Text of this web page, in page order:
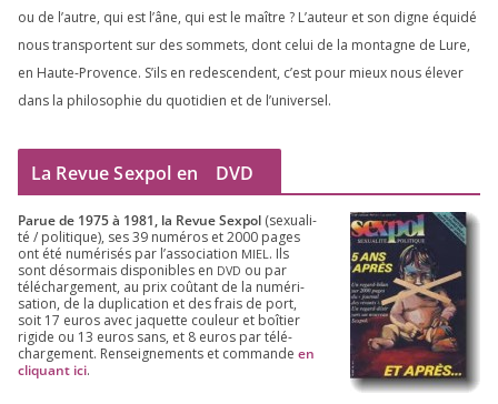
ou de l’autre, qui est l’âne, qui est le maître ? L’auteur et son digne équi­dé
nous trans­portent sur des som­mets, dont celui de la mon­tagne de Lure,
en Haute-Provence. S’ils en redes­cendent, c’est pour mieux nous éle­ver
dans la phi­lo­so­phie du quo­ti­dien et de l’universel.
La Revue Sexpol en DVD
Parue de 1975à 1981, la Revue Sex­pol (sexua­li­
té /​ poli­tique), ses39 numé­ros et2000 pages
ont été numé­ri­sés par l’as­so­cia­tion MIEL . Ils
sont désor­mais dis­po­nibles en DVD ou par
télé­char­ge­ment, au prix coû­tant de la numé­ri­
sa­tion, de la dupli­ca­tion et des frais de port,
soit 17 euros avec jaquette cou­leur et boî­tier
rigide ou 13 euros sans, et 8 euros par télé­
char­ge­ment. Ren­sei­gne­ments et com­mande en
cli­quant ici.